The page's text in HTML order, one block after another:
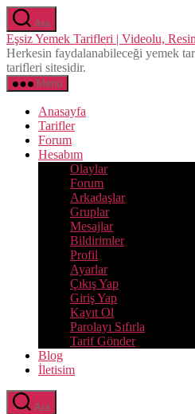
İçeriğe
atla
Ara
Eşsiz Yemek Tarifleri | Videolu,
Herkesin faydalanabileceği yemek
tarifleri sitesidir.
Menü
Anasayfa
Tarifler
Forum
Hesabım
Olaylar
Forum
Arkadaşlar
Gruplar
Mesajlar
Bildirimler
Profil
Ayarlar
Çıkış Yap
Giriş Yap
Kayıt Ol
Parolayı Sıfırla
Tarif Gönder
Blog
İletisim
Ara